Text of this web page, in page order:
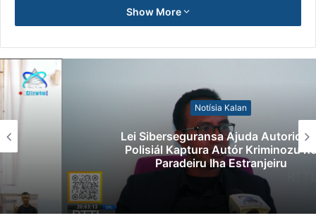
Show More
Notísia Kalan
Lei Siberseguransa Ajuda Autoridade
Polisiál Kaptura Autór Kriminozu ho
Paradeiru Iha Estranjeiru